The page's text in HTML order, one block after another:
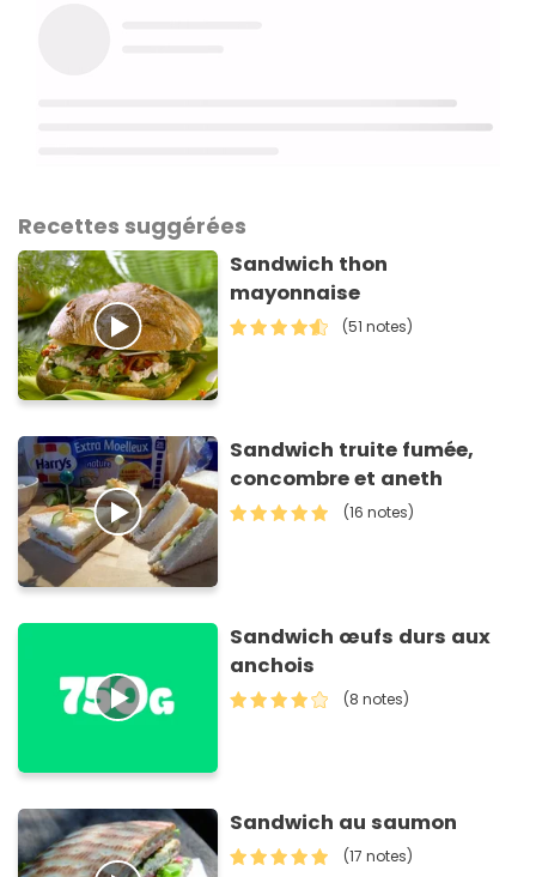
Recettes suggérées
Sandwich thon
mayonnaise
(51 notes)
Sandwich truite fumée,
concombre et aneth
(16 notes)
Sandwich œufs durs aux
anchois
(8 notes)
Sandwich au saumon
(17 notes)